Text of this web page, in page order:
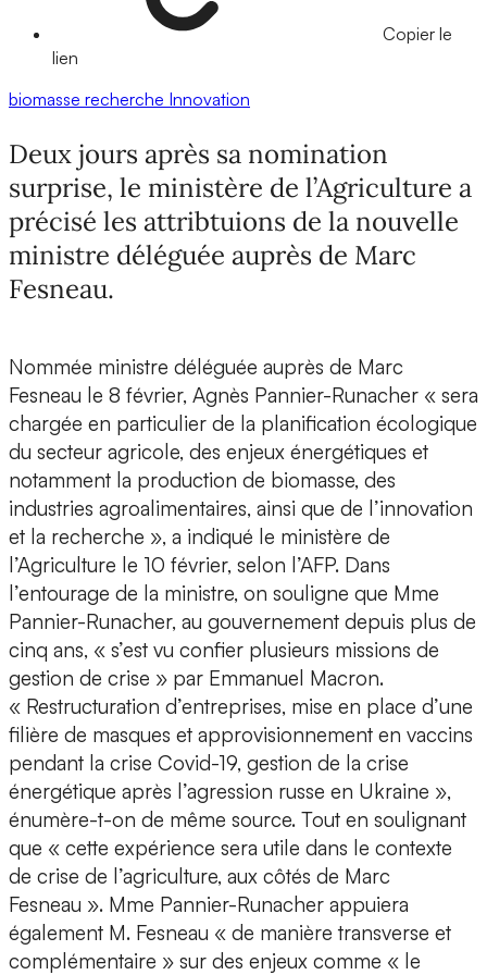
Copier le
lien
biomasse recherche Innovation
Deux jours après sa nomination
surprise, le ministère de l’Agriculture a
précisé les attribtuions de la nouvelle
ministre déléguée auprès de Marc
Fesneau.
Nommée ministre déléguée auprès de Marc
Fesneau le 8 février, Agnès Pannier-Runacher « sera
chargée en particulier de la planification écologique
du secteur agricole, des enjeux énergétiques et
notamment la production de biomasse, des
industries agroalimentaires, ainsi que de l’innovation
et la recherche », a indiqué le ministère de
l’Agriculture le 10 février, selon l’AFP. Dans
l’entourage de la ministre, on souligne que Mme
Pannier-Runacher, au gouvernement depuis plus de
cinq ans, « s’est vu confier plusieurs missions de
gestion de crise » par Emmanuel Macron.
« Restructuration d’entreprises, mise en place d’une
filière de masques et approvisionnement en vaccins
pendant la crise Covid-19, gestion de la crise
énergétique après l’agression russe en Ukraine »,
énumère-t-on de même source. Tout en soulignant
que « cette expérience sera utile dans le contexte
de crise de l’agriculture, aux côtés de Marc
Fesneau ». Mme Pannier-Runacher appuiera
également M. Fesneau « de manière transverse et
complémentaire » sur des enjeux comme « le